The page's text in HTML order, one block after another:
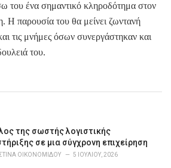
του ένα σημαντικό κληροδότημα στον
Η παρουσία του θα μείνει ζωντανή
τις μνήμες όσων συνεργάστηκαν και
του.
της σωστής λογιστικής
σε μια σύγχρονη επιχείρηση
ΟΙΚΟΝΟΜΊΔΟΥ 5 ΙΟΥΛΊΟΥ, 2026